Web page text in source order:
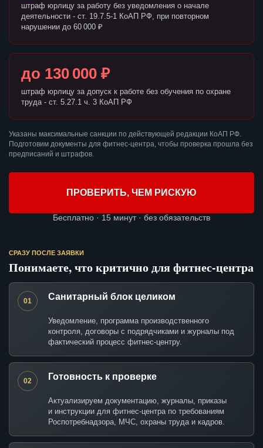
штраф юрлицу за работу без уведомления о начале
деятельности - ст. 19.7.5-1 КоАП РФ, при повторном
нарушении до 60 000 ₽
до 130 000 ₽
штраф юрлицу за допуск к работе без обучения по охране
труда - ст. 5.27.1 ч. 3 КоАП РФ
Указаны максимальные санкции по действующей редакции КоАП РФ.
Подготовим документы для фитнес-центра, чтобы проверка прошла без
предписаний и штрафов.
ПРОВЕРИТЬ, ЧЕМ РИСКУЮ
Бесплатно · 15 минут · без обязательств
СРАЗУ ПОСЛЕ ЗАЯВКИ
Понимаете, что критично для фитнес-центра
01 Санитарный блок целиком
Уведомление, программа производственного
контроля, договоры с подрядчиками и журналы под
фактический процесс фитнес-центру.
02 Готовность к проверке
Актуализируем документацию, журналы, приказы
и инструкции для фитнес-центра по требованиям
Роспотребнадзора, МЧС, охраны труда и кадров.